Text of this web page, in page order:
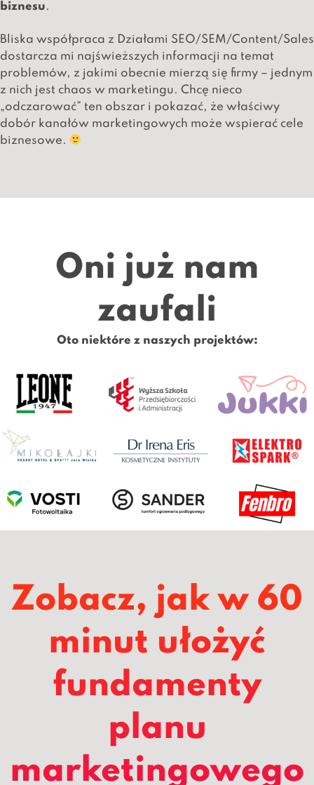
biznesu.
Bliska współpraca z Działami SEO/SEM/Content/Sales
dostarcza mi najświeższych informacji na temat
problemów, z jakimi obecnie mierzą się firmy – jednym
z nich jest chaos w marketingu. Chcę nieco
„odczarować” ten obszar i pokazać, że właściwy
dobór kanałów marketingowych może wspierać cele
biznesowe.
Oni już nam
zaufali
Oto niektóre z naszych projektów:
Zobacz, jak w 60
minut ułożyć
fundamenty
planu
marketingowego